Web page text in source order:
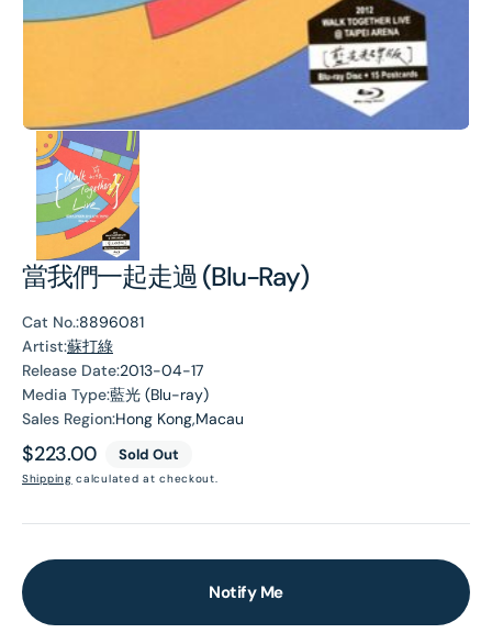
當我們一起走過 (Blu-Ray)
Cat No.:8896081
Artist:蘇打綠
Release Date:2013-04-17
Media Type:藍光 (Blu-ray)
Sales Region:Hong Kong,Macau
Regular
price
$223.00 Sold Out
Shipping calculated at checkout.
Notify Me